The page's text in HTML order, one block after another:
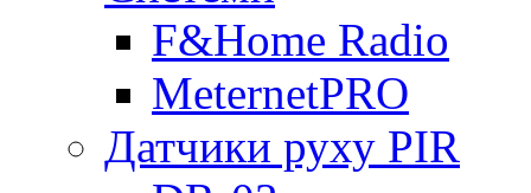
F&Home Radio
MeternetPRO
Датчики руху PIR